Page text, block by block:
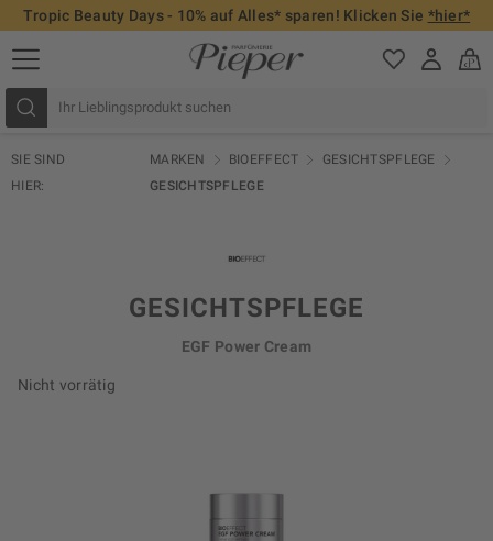
Tropic Beauty Days - 10% auf Alles* sparen! Klicken Sie *hier*
SIE SIND
HIER:
MARKEN BIOEFFECT
GESICHTSPFLEGE
GESICHTSPFLEGE
Nicht vorrätig
GESICHTSPFLEGE
EGF Power Cream